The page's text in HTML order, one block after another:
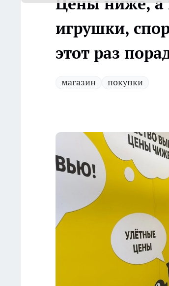
игрушки,
этот раз
магазин покупки